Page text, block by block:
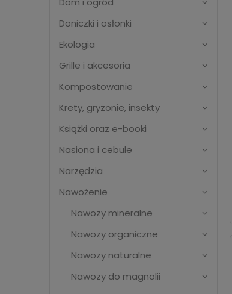
Doniczki i osłonki
Ekologia
Grille i akcesoria
Kompostowanie
Krety, gryzonie, insekty
Książki oraz e-booki
Nasiona i cebule
Narzędzia
Nawożenie
Nawozy mineralne
Nawozy organiczne
Nawozy naturalne
Nawozy do magnolii